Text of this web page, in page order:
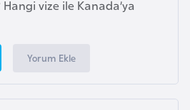
vize ile Kanada’ya
Yorum Ekle